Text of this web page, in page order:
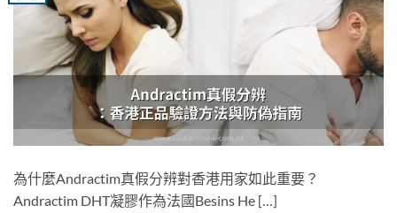
為什麼Andractim真假分辨對香港用家如此重要？
Andractim DHT凝膠作為法國Besins He […]